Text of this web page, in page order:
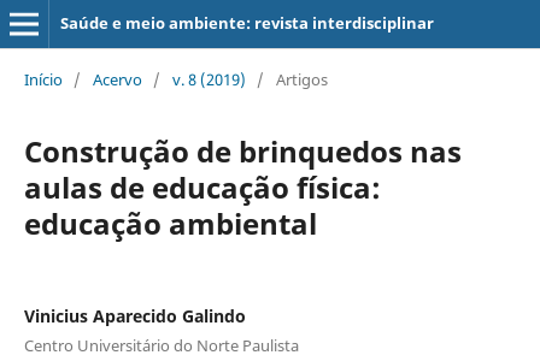
Saúde e meio ambiente: revista interdisciplinar
Início / Acervo / v. 8 (2019) / Artigos
Construção de brinquedos nas
aulas de educação física:
educação ambiental
Vinicius Aparecido Galindo
Centro Universitário do Norte Paulista